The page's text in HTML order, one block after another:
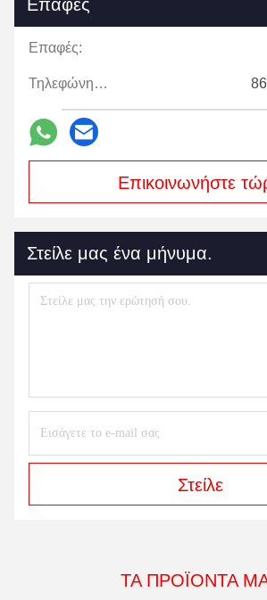
Επαφές
Επαφές:
Τηλεφώνημα:
Επικοινωνήστε
Στείλε μας ένα μήνυμα.
Στείλε
ΤΑ ΠΡΟΪΌΝΤΑ